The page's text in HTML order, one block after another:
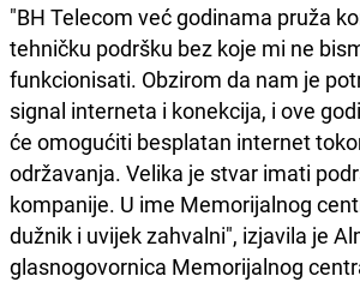
"BH Telecom već godinama pruža
tehničku podršku bez koje mi ne
funkcionisati. Obzirom da nam je
signal interneta i konekcija, i ove
će omogućiti besplatan internet
održavanja. Velika je stvar imati
kompanije. U ime Memorijalnog
dužnik i uvijek zahvalni", izjavila je
glasnogovornica Memorijalnog